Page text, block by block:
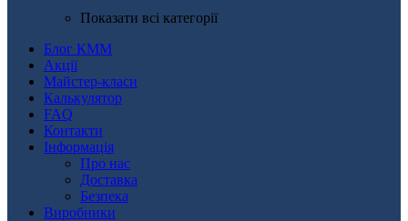
Показати всі категорії
Блог КММ
Акції
Майстер-класи
Калькулятор
FAQ
Контакти
Інформація
Про нас
Доставка
Безпека
Виробники